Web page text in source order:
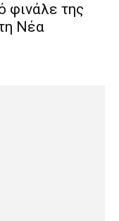
φινάλε της
Νέα